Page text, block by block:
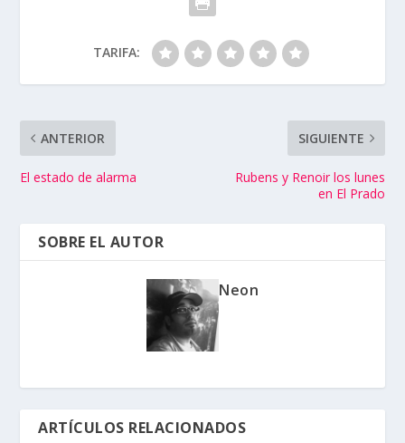
TARIFA:
ANTERIOR
El estado de alarma
SIGUIENTE
Rubens y Renoir los lunes
en El Prado
SOBRE EL AUTOR
Neon
ARTÍCULOS RELACIONADOS